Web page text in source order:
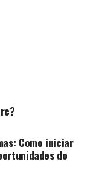
Como iniciar
do